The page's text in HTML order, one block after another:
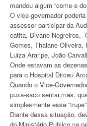
mandou algum “come e
O vice-governador
assessor participar da
catita, Divane Negreiros,
Gomes, Thalane
Luiza Araripe, João
Onde estavam as
para o Hospital Dirceu
Quando o Vice-
puxa-saco sentar,mas,
simplesmente essa
Diante dessa situação,
do Ministério Publico na